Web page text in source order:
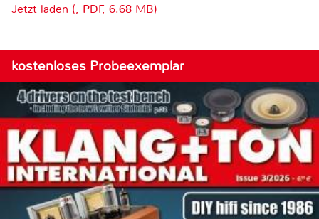
Jetzt laden (, PDF, 6.68 MB)
kostenloses Probeexemplar